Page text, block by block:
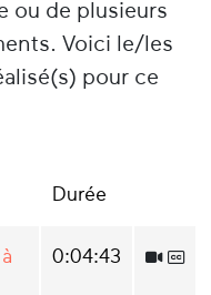
ou de plusieurs
Voici le/les
pour ce
Durée
0:04:43